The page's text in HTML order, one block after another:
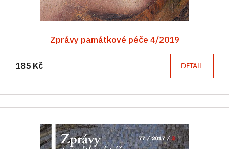
Zprávy památkové péče 4/2019
185 Kč DETAIL